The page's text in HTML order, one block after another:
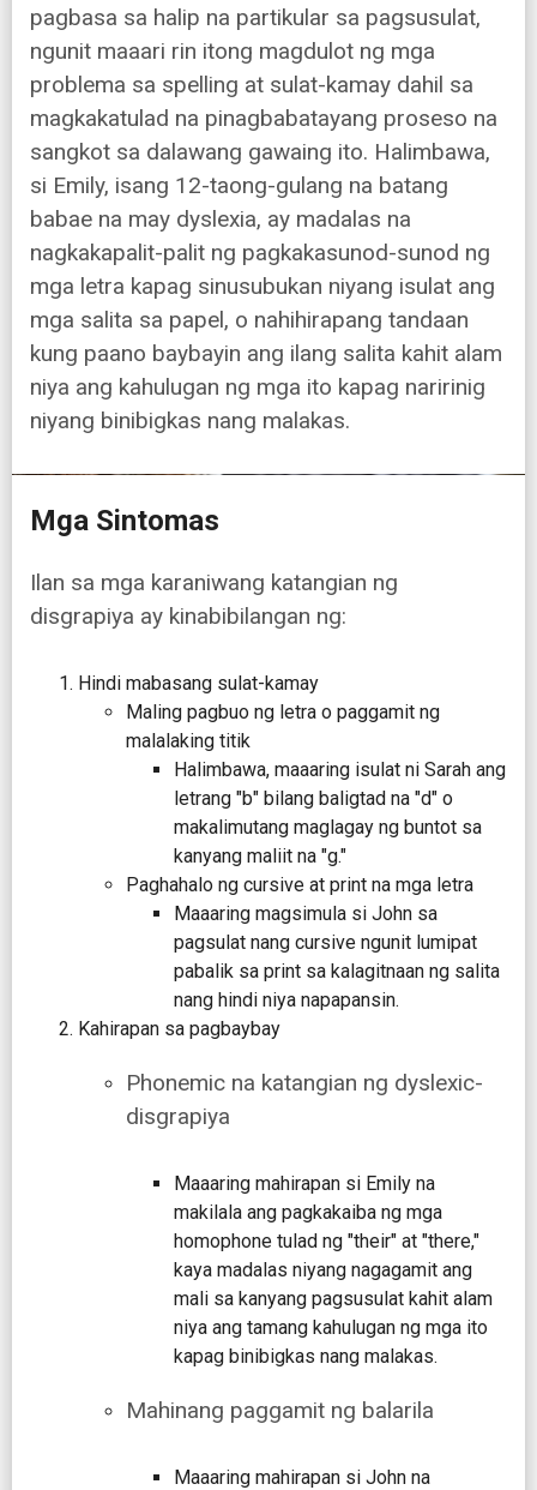
pagbasa sa halip na partikular sa pagsusulat,
ngunit maaari rin itong magdulot ng mga
problema sa spelling at sulat-kamay dahil sa
magkakatulad na pinagbabatayang proseso na
sangkot sa dalawang gawaing ito. Halimbawa,
si Emily, isang 12-taong-gulang na batang
babae na may dyslexia, ay madalas na
nagkakapalit-palit ng pagkakasunod-sunod ng
mga letra kapag sinusubukan niyang isulat ang
mga salita sa papel, o nahihirapang tandaan
kung paano baybayin ang ilang salita kahit alam
niya ang kahulugan ng mga ito kapag naririnig
niyang binibigkas nang malakas.
Mga Sintomas
Ilan sa mga karaniwang katangian ng
disgrapiya ay kinabibilangan ng:
Hindi mabasang sulat-kamay
Maling pagbuo ng letra o paggamit ng
malalaking titik
Halimbawa, maaaring isulat ni Sarah ang
letrang "b" bilang baligtad na "d" o
makalimutang maglagay ng buntot sa
kanyang maliit na "g."
Paghahalo ng cursive at print na mga letra
Maaaring magsimula si John sa
pagsulat nang cursive ngunit lumipat
pabalik sa print sa kalagitnaan ng salita
nang hindi niya napapansin.
Kahirapan sa pagbaybay
Phonemic na katangian ng dyslexic-
disgrapiya
Maaaring mahirapan si Emily na
makilala ang pagkakaiba ng mga
homophone tulad ng "their" at "there,"
kaya madalas niyang nagagamit ang
mali sa kanyang pagsusulat kahit alam
niya ang tamang kahulugan ng mga ito
kapag binibigkas nang malakas.
Mahinang paggamit ng balarila
Maaaring mahirapan si John na